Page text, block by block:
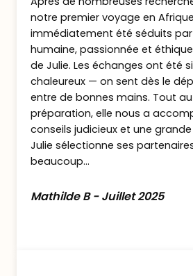
:
Safari aux premières
lorsque les animaux
Retour au camp pour
puis nouveau safari
beauté de la réserve
vie sauvage que l’on
alentours de la rivière
Déjeuners
est aussi possible de
notre premier voyage en
immédiatement été séduits par
humaine, passionnée et
de Julie. Les échanges ont été
chaleureux — on sent dès le
entre de bonnes mains. Tout
préparation, elle nous a
conseils judicieux et une
Julie sélectionne ses
beaucoup...
Mathilde B - Juillet 2025